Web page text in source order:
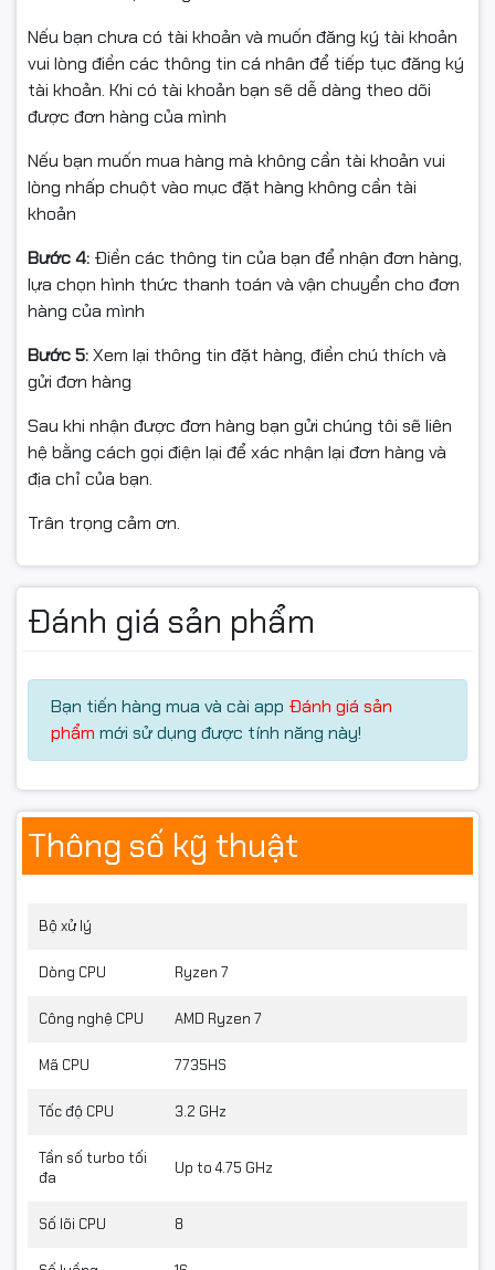
trong khi SSD 512GB NVMe giúp khởi động máy và ứng
dụng nhanh, giảm thời gian chờ đáng kể.
RTX 4050 6GB – Đồ họa thế hệ mới, hình ảnh chân
thực
Card đồ họa NVIDIA GeForce RTX 4050 6GB GDDR6 là
điểm nhấn quan trọng, hỗ trợ Ray Tracing và các công
nghệ đồ họa hiện đại, mang đến hình ảnh sắc nét, ánh
hợp chơi game mà còn đáp ứng tốt nhu cầu render,
dựng video và làm việc đồ họa bán chuyên.
Màn hình 15.6 inch FHD 144Hz – Mượt mà trong từng
Nếu bạn chưa có tài khoản và muốn đăng ký tài khoản
vui lòng điền các thông tin cá nhân để tiếp tục đăng ký
tài khoản. Khi có tài khoản bạn sẽ dễ dàng theo dõi
được đơn hàng của mình
Nếu bạn muốn mua hàng mà không cần tài khoản vui
lòng nhấp chuột vào mục đặt hàng không cần tài
khoản
Bước 4: Điền các thông tin của bạn để nhận đơn hàng,
lựa chọn hình thức thanh toán và vận chuyển cho đơn
hàng của mình
Bước 5:Xem lại thông tin đặt hàng, điền chú thích và
gửi đơn hàng
Sau khi nhận được đơn hàng bạn gửi chúng tôi sẽ liên
hệ bằng cách gọi điện lại để xác nhận lại đơn hàng và
địa chỉ của bạn.
Trân trọng cảm ơn.
Đánh giá sản phẩm
Bạn tiến hàng mua và cài app Đánh giá sản
phẩm mới sử dụng được tính năng này!
Thông số kỹ thuật
Bộ xử lý
Dòng CPU Ryzen 7
Công nghệ CPU AMD Ryzen 7
Mã CPU 7735HS
Tốc độ CPU 3.2 GHz
Tần số turbo tối
đa
Up to 4.75 GHz
Số lõi CPU 8